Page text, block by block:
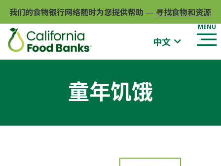
我们的食物银行网络随时为您提供帮助 — 寻找食物和资源
中文
童年饥饿